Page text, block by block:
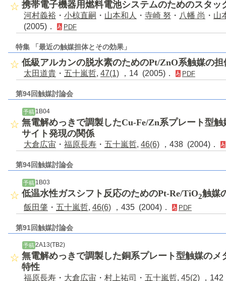
携帯電子機器用燃料電池システムのためのスタッ
河村義裕 ・ 小椋直嗣 ・ 山本和人 ・ 寺崎 努 ・ 八幡 尚 ・ 山
(2005)．
PDF
特集 「最近の触媒担体とその効果」
低級アルカンの脱水素のためのPt/ZnO系触媒の担
太田道貴 ・ 五十嵐哲, 47(1) ，14 (2005)． PDF
第94回触媒討論会
予稿 1B04
無電解めっきで調製したCu-Fe/Zn系プレート型
サイト発現の関係
大倉広宙 ・ 福原長寿 ・ 五十嵐哲, 46(6) ，438 (2004)．
第94回触媒討論会
予稿1B03
低温水性ガスシフト反応のためのPt-Re/TiO2触媒
飯田肇 ・ 五十嵐哲, 46(6) ，435 (2004)． PDF
第91回触媒討論会
予稿 2A13(TB2)
無電解めっきで調製した銅系プレート型触媒のメ
特性
福原長寿 ・ 大倉広宙 ・ 村上祐司 ・ 五十嵐哲, 45(2) ，